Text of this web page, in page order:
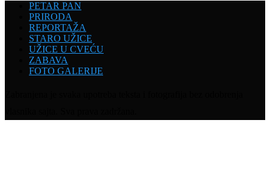
PETAR PAN
PRIRODA
REPORTAŽA
STARO UŽICE
UŽICE U CVEĆU
ZABAVA
FOTO GALERIJE